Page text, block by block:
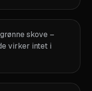
skove –
virker intet i